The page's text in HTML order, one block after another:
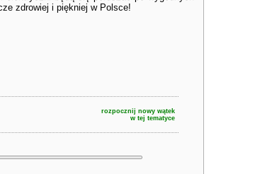
zdrowiej i piękniej w Polsce!
rozpocznij nowy wątek
w tej tematyce